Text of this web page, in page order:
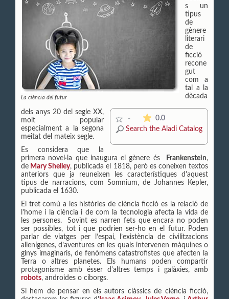
La ciència del futur
- 0.0The average rating is 0
Search the Aladi Catalog
s un
tipus
de
gènere
literari
de
ficció
recone
gut
com a
tal a la
dècada
dels anys 20 del segle XX,
molt popular
especialment a la segona
meitat del mateix segle.
Es considera que la
primera novel·la que inaugura el gènere és
Frankenstein,
de Mary Shelley, publicada el 1818, però es coneixen textos
anteriors que ja reuneixen les característiques d'aquest
tipus de narracions, com Somnium, de Johannes Kepler,
publicada el 1630.
El tret comú a les històries de ciència ficció es la relació de
l'home i la ciència i de com la tecnologia afecta la vida de
les persones. Sovint es narren fets que encara no poden
ser possibles, tot i que podrien ser-ho en el futur. Poden
parlar de viatges per l’espai, l’existència de civilitzacions
alienígenes, d’aventures en les quals intervenen màquines o
ginys imaginaris, de fenòmens catastrofistes que afecten la
Terra o altres planetes. Els humans poden compartir
protagonisme amb ésser d'altres temps i galàxies, amb
robots, androides o cíborgs.
Si hem de pensar en els autors clàssics de ciència ficció,